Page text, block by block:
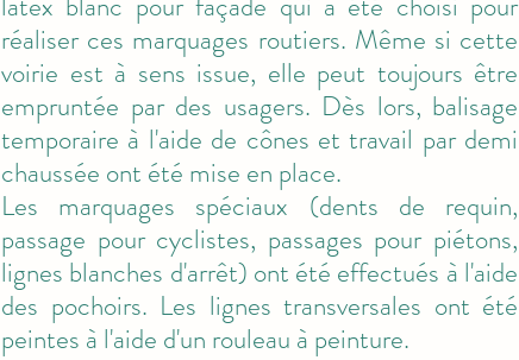
réaliser ces marquages routiers. Même si cette
voirie est à sens issue, elle peut toujours être
empruntée par des usagers. Dès lors, balisage
temporaire à l'aide de cônes et travail par demi
chaussée ont été mise en place.
Les marquages spéciaux (dents de requin,
passage pour cyclistes, passages pour piétons,
lignes blanches d'arrêt) ont été effectués à l'aide
des pochoirs. Les lignes transversales ont été
peintes à l'aide d'un rouleau à peinture.